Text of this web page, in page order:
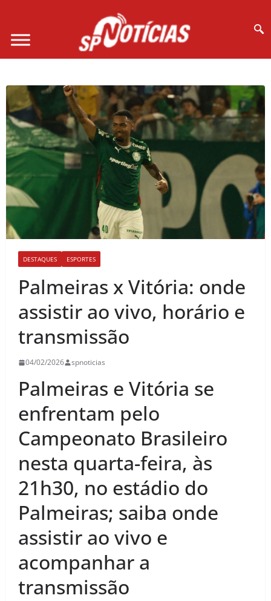
DESTAQUES ESPORTES
Palmeiras x Vitória: onde
assistir ao vivo, horário e
transmissão
04/02/2026 spnoticias
Palmeiras e Vitória se
enfrentam pelo
Campeonato Brasileiro
nesta quarta-feira, às
21h30, no estádio do
Palmeiras; saiba onde
assistir ao vivo e
acompanhar a
transmissão